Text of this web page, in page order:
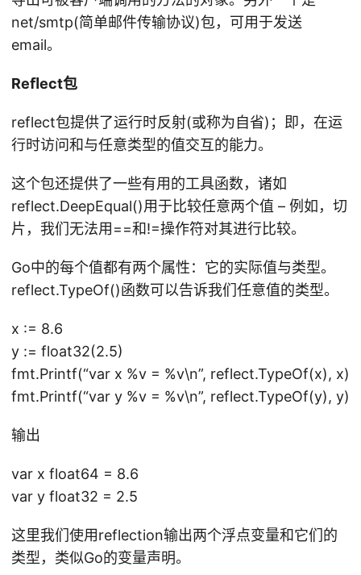
net/smtp(简单邮件传输协议)包，可用于发送
email。
Reﬂect包
reflect包提供了运行时反射(或称为自省)；即，在运
行时访问和与任意类型的值交互的能力。
这个包还提供了一些有用的工具函数，诸如
reflect.DeepEqual()用于比较任意两个值 – 例如，切
片，我们无法用==和!=操作符对其进行比较。
Go中的每个值都有两个属性：它的实际值与类型。
reflect.TypeOf()函数可以告诉我们任意值的类型。
x := 8.6
y := float32(2.5)
fmt.Printf(“var x %v = %v\n”, reflect.TypeOf(x), x)
fmt.Printf(“var y %v = %v\n”, reflect.TypeOf(y), y)
输出
var x float64 = 8.6
var y float32 = 2.5
这里我们使用reflection输出两个浮点变量和它们的
类型，类似Go的变量声明。